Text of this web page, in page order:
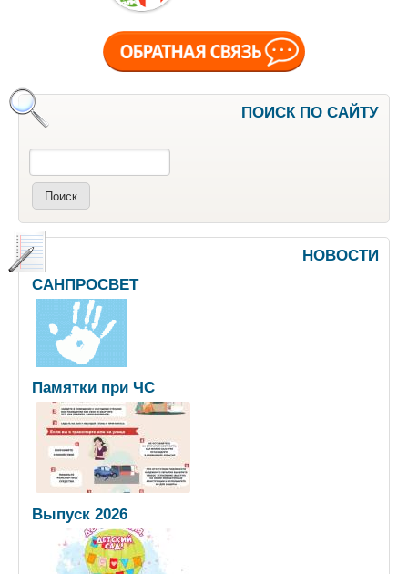
ПОИСК ПО САЙТУ
Поиск
НОВОСТИ
САНПРОСВЕТ
Памятки при ЧС
Выпуск 2026